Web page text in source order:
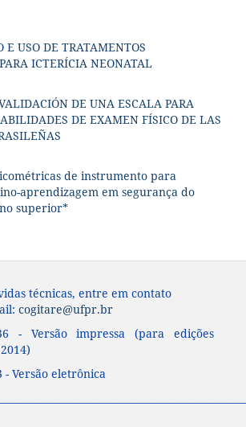
E USO DE TRATAMENTOS
ICTERÍCIA NEONATAL
DE UNA ESCALA PARA
DE EXAMEN FÍSICO DE LAS
de instrumento para
aprendizagem em segurança do
superior*
técnicas, entre em contato
cogitare@ufpr.br
- Versão impressa (para edições
- Versão eletrônica